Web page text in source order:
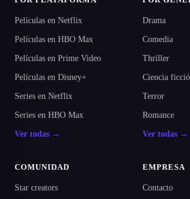
Películas en Netflix
Películas en HBO Max
Películas en Prime Video
Películas en Disney+
Series en Netflix
Series en HBO Max
Ver todas →
Drama
Comedia
Thriller
Ciencia
Terror
Romance
Ver todas →
COMUNIDAD
Star creators
EMPRESA
Contacto